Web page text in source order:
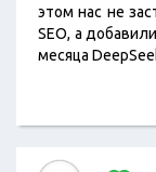
этом нас не
SEO, а
месяца